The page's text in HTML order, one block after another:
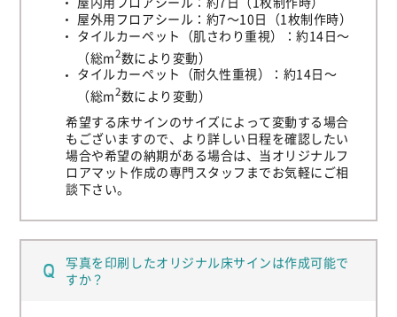
屋外用フロアシール：約7～10日（1枚制作時）
タイルカーペット（肌さわり重視）：約14日～
（総m2数により変動）
タイルカーペット（耐久性重視）：約14日～
（総m2数により変動）
希望する床サインのサイズによって変動する場合
もございますので、より詳しい日程を確認したい
場合や希望の納期がある場合は、当オリジナルフ
ロアマット作成の専門スタッフまでお気軽にご相
談下さい。
写真を印刷したオリジナル床サインは作成可能で
すか？